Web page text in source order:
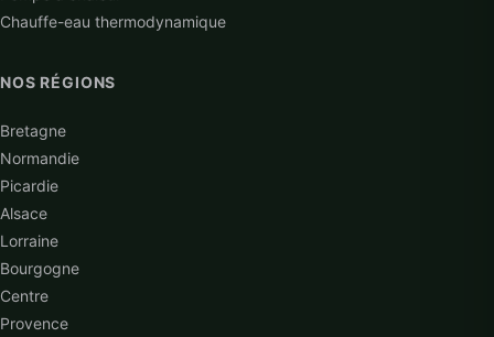
Chauffe-eau thermodynamique
NOS RÉGIONS
Bretagne
Normandie
Picardie
Alsace
Lorraine
Bourgogne
Centre
Provence